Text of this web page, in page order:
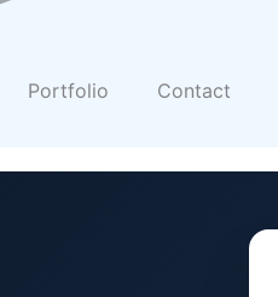
Portfolio Contact